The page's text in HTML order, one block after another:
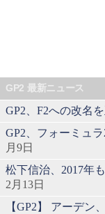
GP2 最新ニュース
GP2、F2への改名
GP2、フォーミュ
月9日
松下信治、2017年
2月13日
【GP2】 アーデン